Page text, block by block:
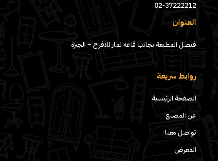
02-37222212
العنوان
فيصل المطبعة بجانب قاعه لمار للافراح – الجيزة
روابط سريعة
الصفحة الرئيسية
عن المصنع
تواصل معنا
المعرض